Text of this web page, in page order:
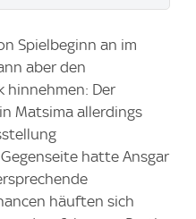
Spielbeginn an im
aber den
hinnehmen: Der
Matsima allerdings
hatte Ansgar
häuften sich